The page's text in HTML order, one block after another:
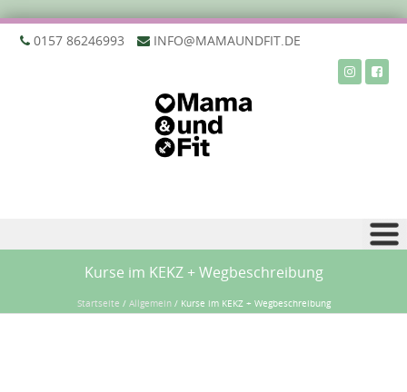
‭0157 86246993‬ INFO@MAMAUNDFIT.DE
Kurse im KEKZ + Wegbeschreibung
Startseite /Allgemein / Kurse im KEKZ + Wegbeschreibung